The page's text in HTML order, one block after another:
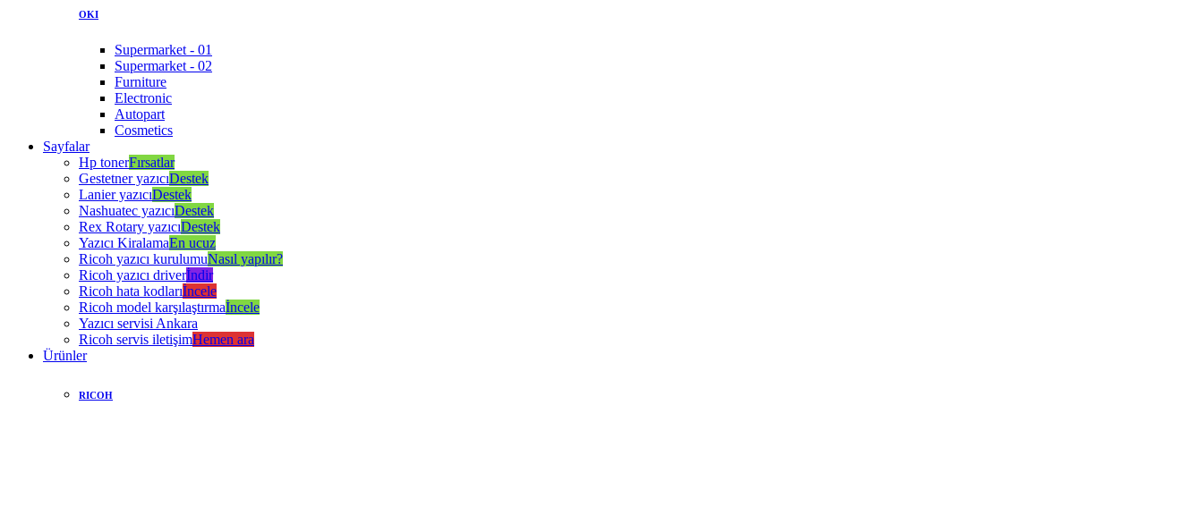
OKI
Supermarket - 01
Supermarket - 02
Furniture
Electronic
Autopart
Cosmetics
Sayfalar
Hp tonerFırsatlar
Gestetner yazıcıDestek
Lanier yazıcıDestek
Nashuatec yazıcıDestek
Rex Rotary yazıcıDestek
Yazıcı KiralamaEn ucuz
Ricoh yazıcı kurulumuNasıl yapılır?
Ricoh yazıcı driverİndir
Ricoh hata kodlarıİncele
Ricoh model karşılaştırmaİncele
Yazıcı servisi Ankara
Ricoh servis iletişimHemen ara
Ürünler
RICOH